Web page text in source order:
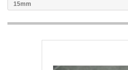
15mm